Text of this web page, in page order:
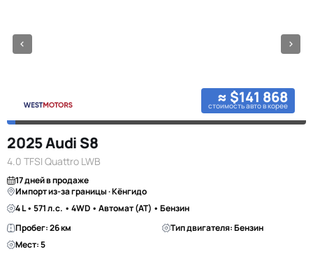
≈ $141 868
стоимость авто в корее
2025 Audi S8
4.0 TFSI Quattro LWB
17 дней в продаже
Импорт из-за границы · Кёнгидо
4 L • 571 л.с. • 4WD • Автомат (AT) • Бензин
Пробег: 26 км
Тип двигателя: Бензин
Мест: 5